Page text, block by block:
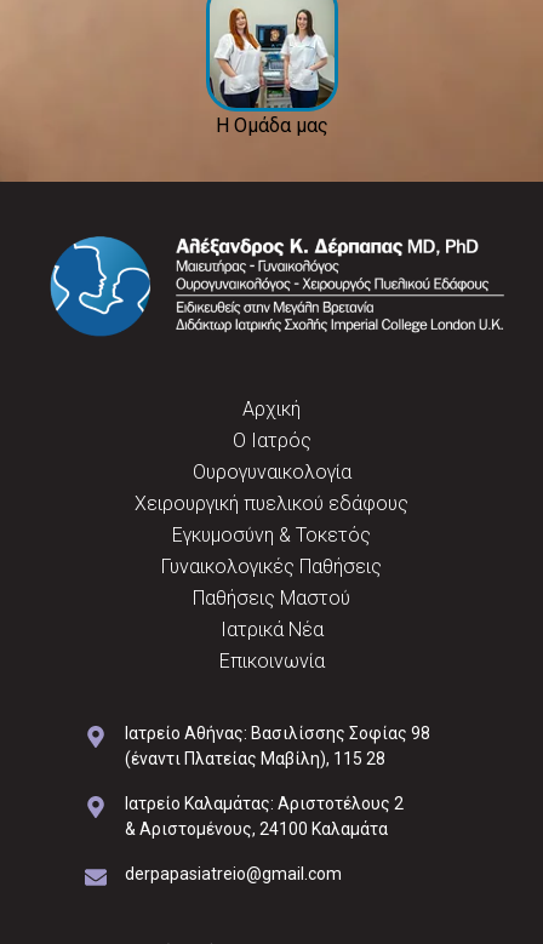
Η Ομάδα μας
Αρχική
Ο Ιατρός
Ουρογυναικολογία
Χειρουργική πυελικού εδάφους
Εγκυμοσύνη & Τοκετός
Γυναικολογικές Παθήσεις
Παθήσεις Μαστού
Ιατρικά Νέα
Επικοινωνία
Ιατρείο Αθήνας: Βασιλίσσης Σοφίας 98
(έναντι Πλατείας Μαβίλη), 115 28
Ιατρείο Καλαμάτας: Αριστοτέλους 2
& Αριστομένους, 24100 Καλαμάτα
derpapasiatreio@gmail.com